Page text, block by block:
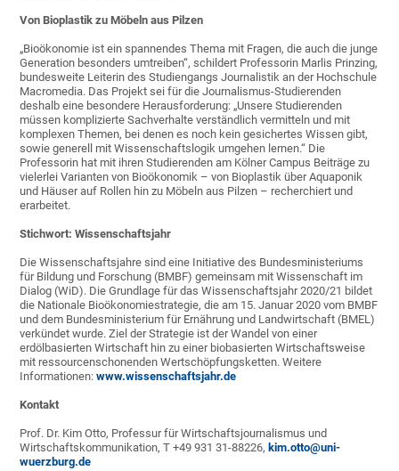
Von Bioplastik zu Möbeln aus Pilzen
„Bioökonomie ist ein spannendes Thema mit Fragen, die auch die junge
Generation besonders umtreiben“, schildert Professorin Marlis Prinzing,
bundesweite Leiterin des Studiengangs Journalistik an der Hochschule
Macromedia. Das Projekt sei für die Journalismus-Studierenden
deshalb eine besondere Herausforderung: „Unsere Studierenden
müssen komplizierte Sachverhalte verständlich vermitteln und mit
komplexen Themen, bei denen es noch kein gesichertes Wissen gibt,
sowie generell mit Wissenschaftslogik umgehen lernen.“ Die
Professorin hat mit ihren Studierenden am Kölner Campus Beiträge zu
vielerlei Varianten von Bioökonomik – von Bioplastik über Aquaponik
und Häuser auf Rollen hin zu Möbeln aus Pilzen – recherchiert und
erarbeitet.
Stichwort: Wissenschaftsjahr
Die Wissenschaftsjahre sind eine Initiative des Bundesministeriums
für Bildung und Forschung (BMBF) gemeinsam mit Wissenschaft im
Dialog (WiD). Die Grundlage für das Wissenschaftsjahr 2020/21 bildet
die Nationale Bioökonomiestrategie, die am 15. Januar 2020 vom BMBF
und dem Bundesministerium für Ernährung und Landwirtschaft (BMEL)
verkündet wurde. Ziel der Strategie ist der Wandel von einer
erdölbasierten Wirtschaft hin zu einer biobasierten Wirtschaftsweise
mit ressourcenschonenden Wertschöpfungsketten. Weitere
Informationen:www.wissenschaftsjahr.de
Kontakt
Prof. Dr. Kim Otto, Professur für Wirtschaftsjournalismus und
Wirtschaftskommunikation, T +49 931 31-88226, kim.otto@uni-
wuerzburg.de